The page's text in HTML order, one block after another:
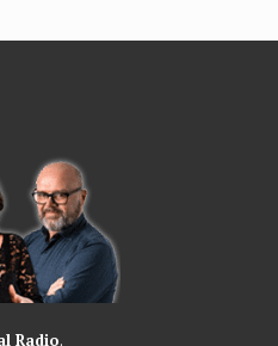
Radio.